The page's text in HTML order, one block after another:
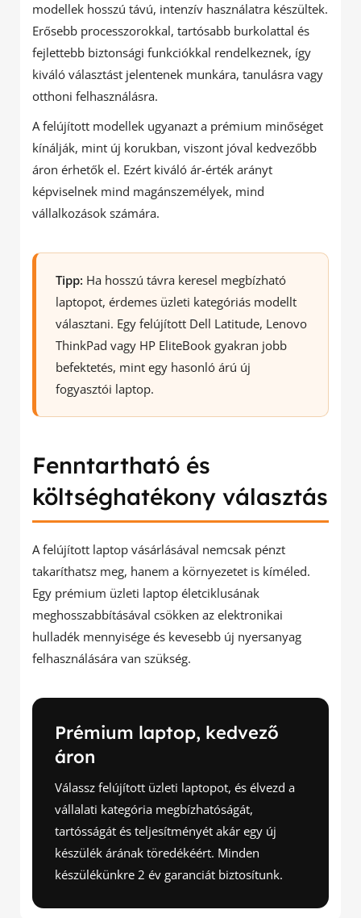
modellek hosszú távú, intenzív használatra készültek.
Erősebb processzorokkal, tartósabb burkolattal és
fejlettebb biztonsági funkciókkal rendelkeznek, így
kiváló választást jelentenek munkára, tanulásra vagy
otthoni felhasználásra.
A felújított modellek ugyanazt a prémium minőséget
kínálják, mint új korukban, viszont jóval kedvezőbb
áron érhetők el. Ezért kiváló ár-érték arányt
képviselnek mind magánszemélyek, mind
vállalkozások számára.
Tipp: Ha hosszú távra keresel megbízható
laptopot, érdemes üzleti kategóriás modellt
választani. Egy felújított Dell Latitude, Lenovo
ThinkPad vagy HP EliteBook gyakran jobb
befektetés, mint egy hasonló árú új
fogyasztói laptop.
Fenntartható és
költséghatékony választás
A felújított laptop vásárlásával nemcsak pénzt
takaríthatsz meg, hanem a környezetet is kíméled.
Egy prémium üzleti laptop életciklusának
meghosszabbításával csökken az elektronikai
hulladék mennyisége és kevesebb új nyersanyag
felhasználására van szükség.
Prémium laptop, kedvező
áron
Válassz felújított üzleti laptopot, és élvezd a
vállalati kategória megbízhatóságát,
tartósságát és teljesítményét akár egy új
készülék árának töredékéért. Minden
készülékünkre 2 év garanciát biztosítunk.